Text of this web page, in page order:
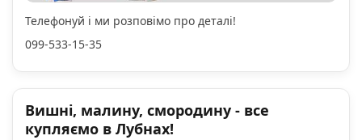
Телефонуй і ми розповімо про деталі!
099-533-15-35
Вишні, малину, смородину - все
купляємо в Лубнах!